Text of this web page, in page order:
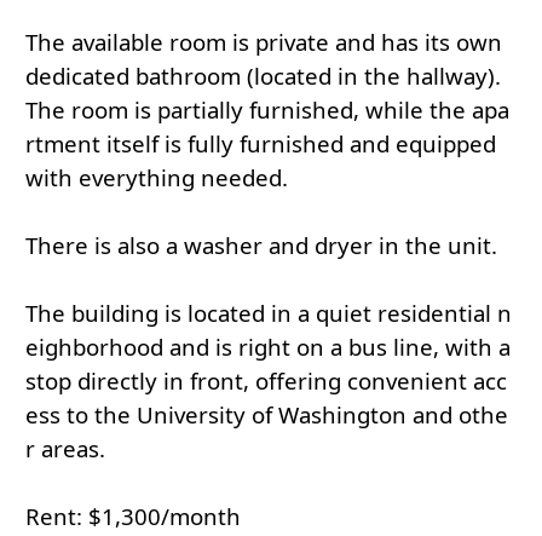
The available room is private and has its own
dedicated bathroom (located in the hallway).
The room is partially furnished, while the apa
rtment itself is fully furnished and equipped
with everything needed.
There is also a washer and dryer in the unit.
The building is located in a quiet residential n
eighborhood and is right on a bus line, with a
stop directly in front, offering convenient acc
ess to the University of Washington and othe
r areas.
Rent: $1,300/month